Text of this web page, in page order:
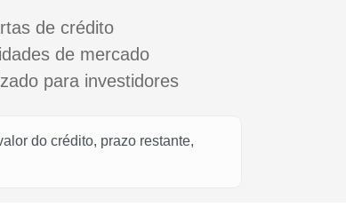
de crédito
de mercado
para investidores
do crédito, prazo restante,